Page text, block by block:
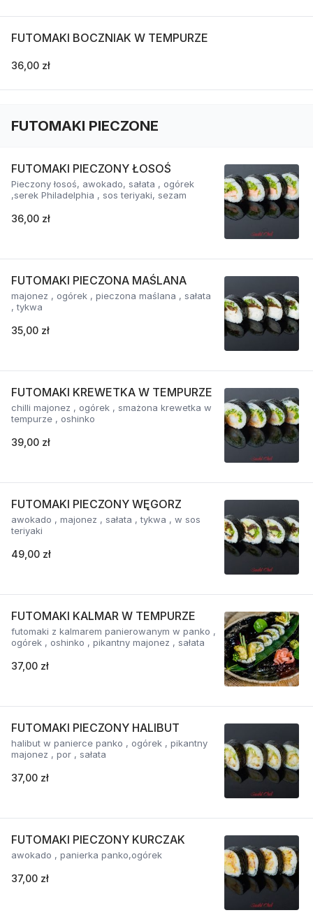
FUTOMAKI BOCZNIAK W TEMPURZE
36,00 zł
FUTOMAKI PIECZONE
FUTOMAKI PIECZONY ŁOSOŚ
Pieczony łosoś, awokado, sałata , ogórek
,serek Philadelphia , sos teriyaki, sezam
36,00 zł
FUTOMAKI PIECZONA MAŚLANA
majonez , ogórek , pieczona maślana , sałata
, tykwa
35,00 zł
FUTOMAKI KREWETKA W TEMPURZE
chilli majonez , ogórek , smażona krewetka w
tempurze , oshinko
39,00 zł
FUTOMAKI PIECZONY WĘGORZ
awokado , majonez , sałata , tykwa , w sos
teriyaki
49,00 zł
FUTOMAKI KALMAR W TEMPURZE
futomaki z kalmarem panierowanym w panko ,
ogórek , oshinko , pikantny majonez , sałata
37,00 zł
FUTOMAKI PIECZONY HALIBUT
halibut w panierce panko , ogórek , pikantny
majonez , por , sałata
37,00 zł
FUTOMAKI PIECZONY KURCZAK
awokado , panierka panko,ogórek
37,00 zł